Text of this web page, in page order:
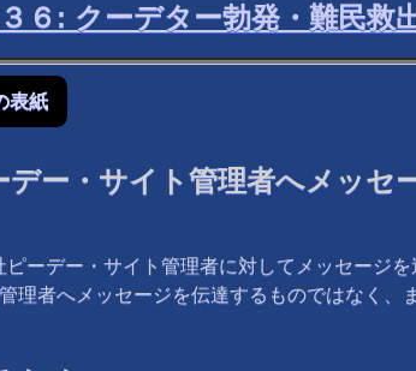
６: クーデター勃発・難民
表紙
ー・サイト管理者へメッセ
ーデー・サイト管理者に対してメッセージを
理者へメッセージを伝達するものではなく